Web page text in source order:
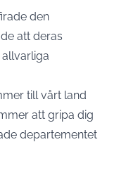
den
att deras
till vårt land
att gripa dig
departementet